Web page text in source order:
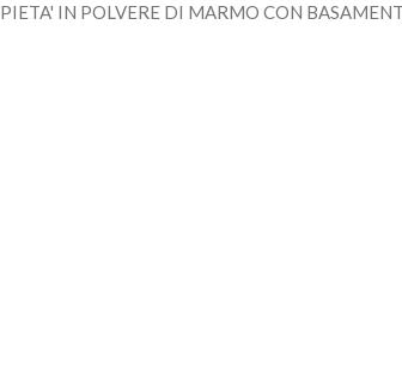
PIETA' IN POLVERE DI MARMO CON